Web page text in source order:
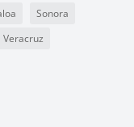
Sonora
Veracruz